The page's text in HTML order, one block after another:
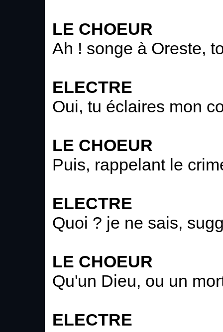
LE CHOEUR
Ah ! songe à Oreste,
ELECTRE
Oui, tu éclaires mon
LE CHOEUR
Puis, rappelant le
ELECTRE
Quoi ? je ne sais,
LE CHOEUR
Qu'un Dieu, ou un
ELECTRE